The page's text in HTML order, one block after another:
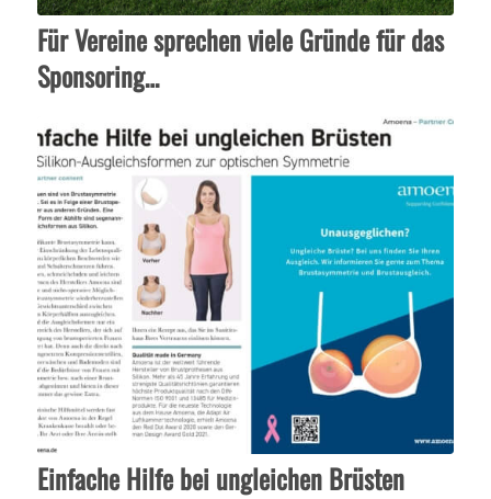
Für Vereine sprechen viele Gründe für das
Sponsoring…
Einfache Hilfe bei ungleichen Brüsten